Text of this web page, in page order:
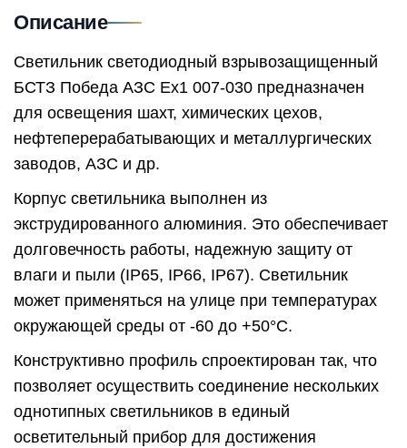
Описание
Светильник светодиодный взрывозащищенный
БСТЗ Победа АЗС Ex1 007-030 предназначен
для освещения шахт, химических цехов,
нефтеперерабатывающих и металлургических
заводов, АЗС и др.
Корпус светильника выполнен из
экструдированного алюминия. Это обеспечивает
долговечность работы, надежную защиту от
влаги и пыли (IP65, IP66, IP67). Светильник
может применяться на улице при температурах
окружающей среды от -60 до +50°C.
Конструктивно профиль спроектирован так, что
позволяет осуществить соединение нескольких
однотипных светильников в единый
осветительный прибор для достижения